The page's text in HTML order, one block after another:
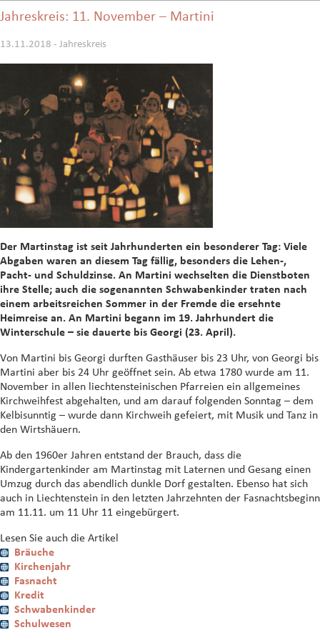
Jahreskreis: 11. November – Martini
13.11.2018 - Jahreskreis
Der Martinstag ist seit Jahrhunderten ein besonderer Tag: Viele
Abgaben waren an diesem Tag fällig, besonders die Lehen-,
Pacht- und Schuldzinse. An Martini wechselten die Dienstboten
ihre Stelle; auch die sogenannten Schwabenkinder traten nach
einem arbeitsreichen Sommer in der Fremde die ersehnte
Heimreise an. An Martini begann im 19. Jahrhundert die
Winterschule – sie dauerte bis Georgi (23. April).
Von Martini bis Georgi durften Gasthäuser bis 23 Uhr, von Georgi bis
Martini aber bis 24 Uhr geöffnet sein. Ab etwa 1780 wurde am 11.
November in allen liechtensteinischen Pfarreien ein allgemeines
Kirchweihfest abgehalten, und am darauf folgenden Sonntag – dem
Kelbisunntig – wurde dann Kirchweih gefeiert, mit Musik und Tanz in
den Wirtshäuern.
Ab den 1960er Jahren entstand der Brauch, dass die
Kindergartenkinder am Martinstag mit Laternen und Gesang einen
Umzug durch das abendlich dunkle Dorf gestalten. Ebenso hat sich
auch in Liechtenstein in den letzten Jahrzehnten der Fasnachtsbeginn
am 11.11. um 11 Uhr 11 eingebürgert.
Lesen Sie auch die Artikel
Bräuche
Kirchenjahr
Fasnacht
Kredit
Schwabenkinder
Schulwesen